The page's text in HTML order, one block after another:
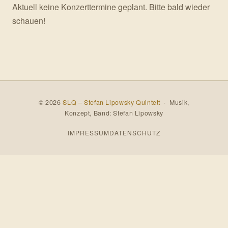
Aktuell keine Konzerttermine geplant. Bitte bald wieder
schauen!
© 2026SLQ – Stefan Lipowsky Quintett · Musik,
Konzept, Band: Stefan Lipowsky
IMPRESSUMDATENSCHUTZ